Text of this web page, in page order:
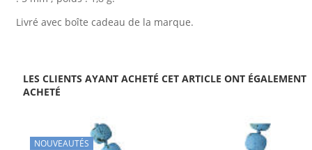
Livré avec boîte cadeau de la marque.
LES CLIENTS AYANT ACHETÉ CET ARTICLE ONT ÉGALEMENT
ACHETÉ
NOUVEAUTÉS